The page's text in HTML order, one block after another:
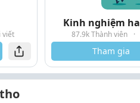
viết
Kinh nghiệm
87.9k Thành viên ·
Tham gia